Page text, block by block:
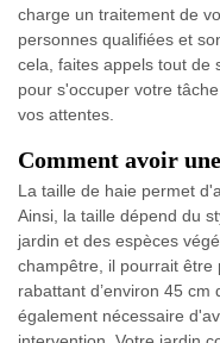
charge un traitement de
personnes qualifiées et
cela, faites appels tout de
pour s'occuper votre
vos attentes.
Comment avoir
La taille de haie permet
Ainsi, la taille dépend du
jardin et des espèces
champêtre, il pourrait être
rabattant d’environ 45
également nécessaire